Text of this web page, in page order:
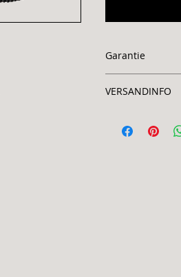
Garantie
VERSANDINFO